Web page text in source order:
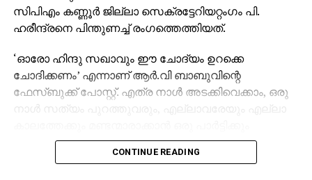
സിപിഎം കണ്ണൂർ ജില്ലാ സെക്രട്ടേറിയറ്റംഗം പി.
ഹരീന്ദ്രനെ പിന്തുണച്ച് രം​ഗത്തെത്തിയത്.
‘ഓരോ ഹിന്ദു സഖാവും ഈ ചോദ്യം ഉറക്കെ
ചോദിക്കണം’ എന്നാണ് ആർ.വി ബാബുവിന്റെ
ഫേസ്ബുക്ക് പോസ്റ്റ്. എത്ര നാൾ അടക്കിവെക്കാം, ഒരു
നാൾ സത്യം പുറത്തുവരും, എല്ലാവരേയും എല്ലാ
സാധിക്കില്ല- എന്നാണ് കെ.പി ശശികലയുടെ കുറിപ്പ്.
CONTINUE READING